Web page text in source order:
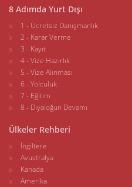
8 Adımda Yurt Dışı
1 - Ücretsiz Danışmanlık
2 - Karar Verme
3 - Kayıt
4 - Vize Hazırlık
5 - Vize Alınması
6 - Yolculuk
7 - Eğitim
8 - Diyaloğun Devamı
Ülkeler Rehberi
İngiltere
Avustralya
Kanada
Amerika